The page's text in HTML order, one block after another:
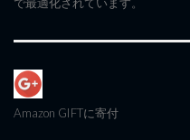
で最適化されています。
Amazon GIFTに寄付